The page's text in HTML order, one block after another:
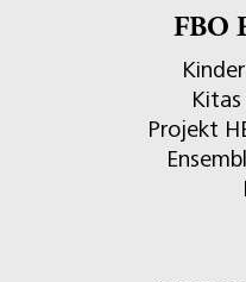
FBO
Kitas
Projekt